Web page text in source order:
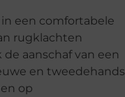
een comfortabele
rugklachten
aanschaf van een
en tweedehands
op